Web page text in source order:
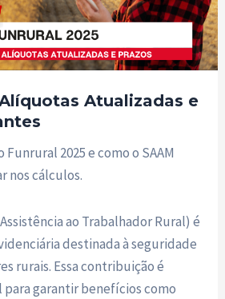
Atualizadas e
2025 e como o SAAM
nos cálculos.
ao Trabalhador Rural) é
destinada à seguridade
rurais. Essa contribuição é
garantir benefícios como